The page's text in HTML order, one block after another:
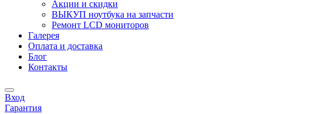
Акции и скидки
ВЫКУП ноутбука на запчасти
Ремонт LCD мониторов
Галерея
Оплата и доставка
Блог
Контакты
Вход
Гарантия